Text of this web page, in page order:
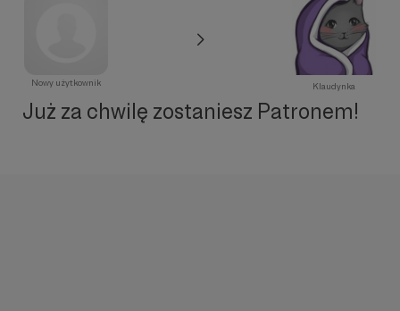
Nowy użytkownik Klaudynka
Już za chwilę zostaniesz Patronem!